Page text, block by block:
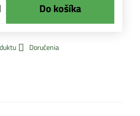
Do košíka
Doručenia